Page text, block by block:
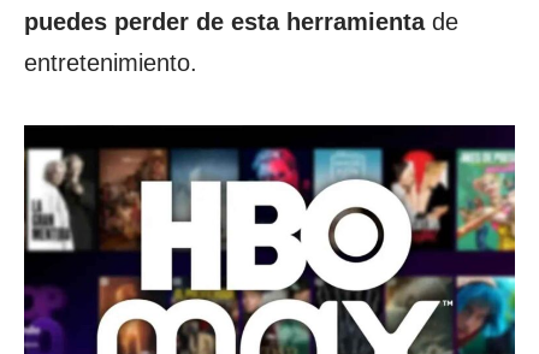
puedes perder de esta herramientade
entretenimiento.